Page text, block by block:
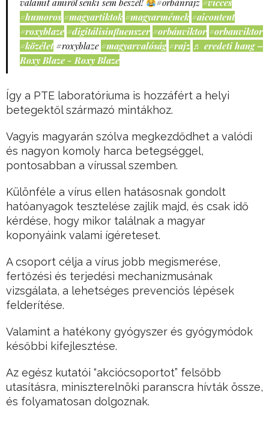
valamit amiről senki sem beszél!
#orbánrajz #vicces
#humoros #magyartiktok #magyarmémek #aicontent
#roxyblaze #digitálisinfluenszer #orbánviktor #orbanviktor
#közélet #roxyblaze #magyarvalóság #rajz ♬ eredeti hang –
Roxy Blaze - Roxy Blaze
Így a PTE laboratóriuma is hozzáfért a helyi
betegektől származó mintákhoz.
Vagyis magyarán szólva megkezdődhet a valódi
és nagyon komoly harca betegséggel,
pontosabban a vírussal szemben.
Különféle a vírus ellen hatásosnak gondolt
hatóanyagok tesztelése zajlik majd, és csak idő
kérdése, hogy mikor találnak a magyar
koponyáink valami ígéreteset.
A csoport célja a vírus jobb megismerése,
fertőzési és terjedési mechanizmusának
vizsgálata, a lehetséges prevenciós lépések
felderítése.
Valamint a hatékony gyógyszer és gyógymódok
későbbi kifejlesztése.
Az egész kutatói “akciócsoportot” felsőbb
utasításra, miniszterelnöki paranscra hívták össze,
és folyamatosan dolgoznak.